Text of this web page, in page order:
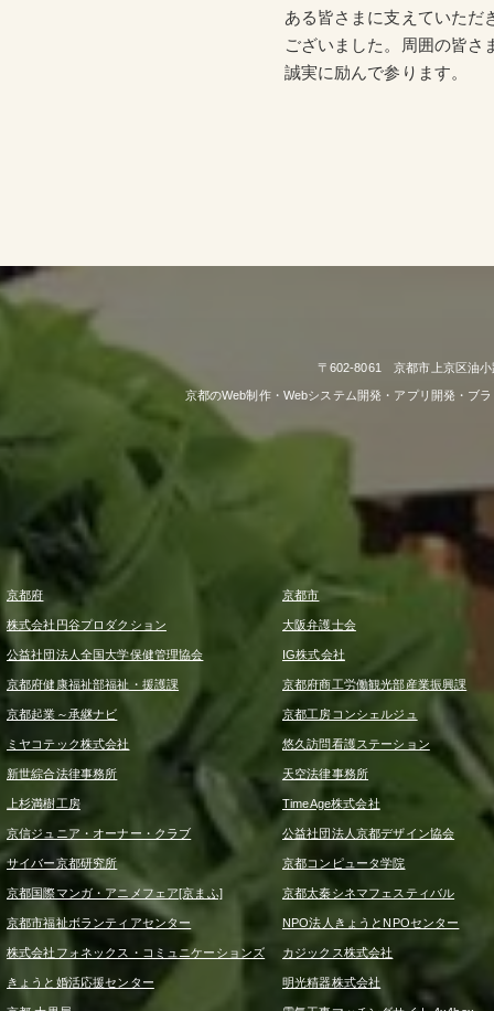
ある皆さまに支えていただ
ございました。周囲の皆
誠実に励んで参ります。
〒602-8061 京都市上京区油
京都のWeb制作・Webシステム開発・アプリ開発・ブ
京都府 京都市
株式会社円谷プロダクション 大阪弁護士会
公益社団法人全国大学保健管理協会 IG株式会社
京都府健康福祉部福祉・援護課 京都府商工労働観光部産業振興課
京都起業～承継ナビ 京都工房コンシェルジュ
ミヤコテック株式会社 悠久訪問看護ステーション
新世綜合法律事務所 天空法律事務所
上杉満樹工房 TimeAge株式会社
京信ジュニア・オーナー・クラブ 公益社団法人京都デザイン協会
サイバー京都研究所 京都コンピュータ学院
京都国際マンガ・アニメフェア[京まふ] 京都太秦シネマフェスティバル
京都市福祉ボランティアセンター NPO法人きょうとNPOセンター
株式会社フォネックス・コミュニケーションズ カジックス株式会社
きょうと婚活応援センター 明光精器株式会社